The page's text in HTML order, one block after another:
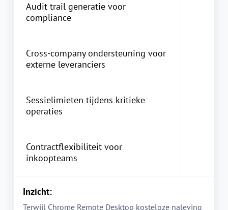
Audit trail generatie voor
compliance
Cross-company ondersteuning voor
externe leveranciers
Sessielimieten tijdens kritieke
operaties
Contractflexibiliteit voor
inkoopteams
Inzicht:
Terwijl Chrome Remote Desktop kosteloze naleving